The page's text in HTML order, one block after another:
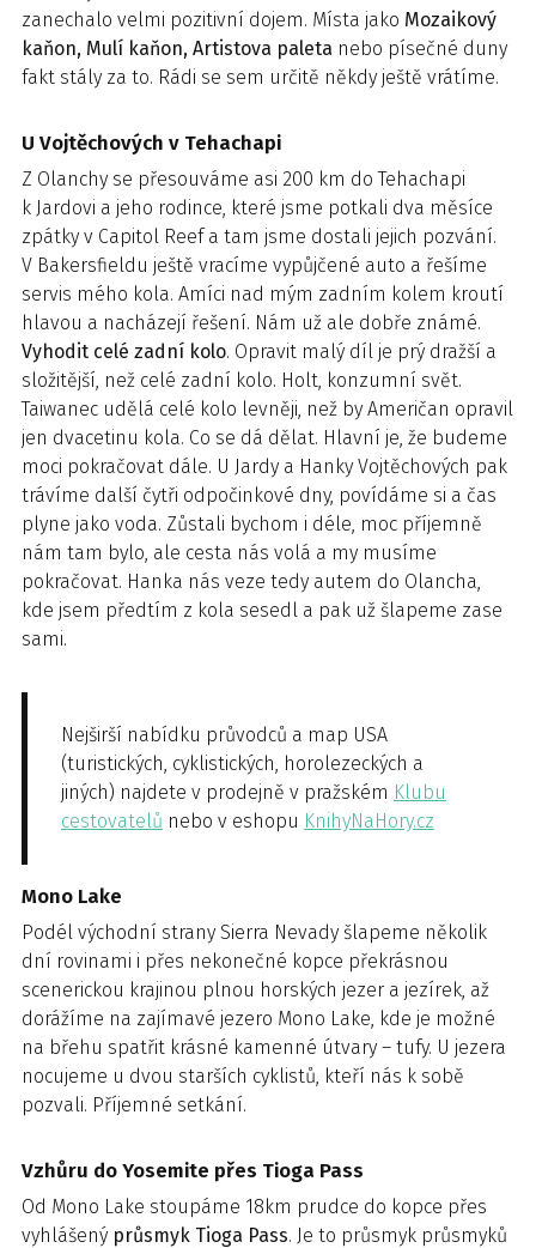
zanechalo velmi pozitivní dojem. Místa jako Mozaikový
kaňon, Mulí kaňon, Artistova paleta nebo písečné duny
fakt stály za to. Rádi se sem určitě někdy ještě vrátíme.
U Vojtěchových v Tehachapi
Z Olanchy se přesouváme asi 200 km do Tehachapi
k Jardovi a jeho rodince, které jsme potkali dva měsíce
zpátky v Capitol Reef a tam jsme dostali jejich pozvání.
V Bakersfieldu ještě vracíme vypůjčené auto a řešíme
servis mého kola. Amíci nad mým zadním kolem kroutí
hlavou a nacházejí řešení. Nám už ale dobře známé.
Vyhodit celé zadní kolo. Opravit malý díl je prý dražší a
složitější, než celé zadní kolo. Holt, konzumní svět.
Taiwanec udělá celé kolo levněji, než by Američan opravil
jen dvacetinu kola. Co se dá dělat. Hlavní je, že budeme
moci pokračovat dále. U Jardy a Hanky Vojtěchových pak
trávíme další čytři odpočinkové dny, povídáme si a čas
plyne jako voda. Zůstali bychom i déle, moc příjemně
nám tam bylo, ale cesta nás volá a my musíme
pokračovat. Hanka nás veze tedy autem do Olancha,
kde jsem předtím z kola sesedl a pak už šlapeme zase
sami.
Nejširší nabídku průvodců a map USA
(turistických, cyklistických, horolezeckých a
jiných) najdete v prodejně v pražském Klubu
cestovatelů nebo v eshopu KnihyNaHory.cz
Mono Lake
Podél východní strany Sierra Nevady šlapeme několik
dní rovinami i přes nekonečné kopce překrásnou
scenerickou krajinou plnou horských jezer a jezírek, až
dorážíme na zajímavé jezero Mono Lake, kde je možné
na břehu spatřit krásné kamenné útvary – tufy. U jezera
nocujeme u dvou starších cyklistů, kteří nás k sobě
pozvali. Příjemné setkání.
Vzhůru do Yosemite přes Tioga Pass
Od Mono Lake stoupáme 18km prudce do kopce přes
vyhlášený průsmyk Tioga Pass. Je to průsmyk průsmyků